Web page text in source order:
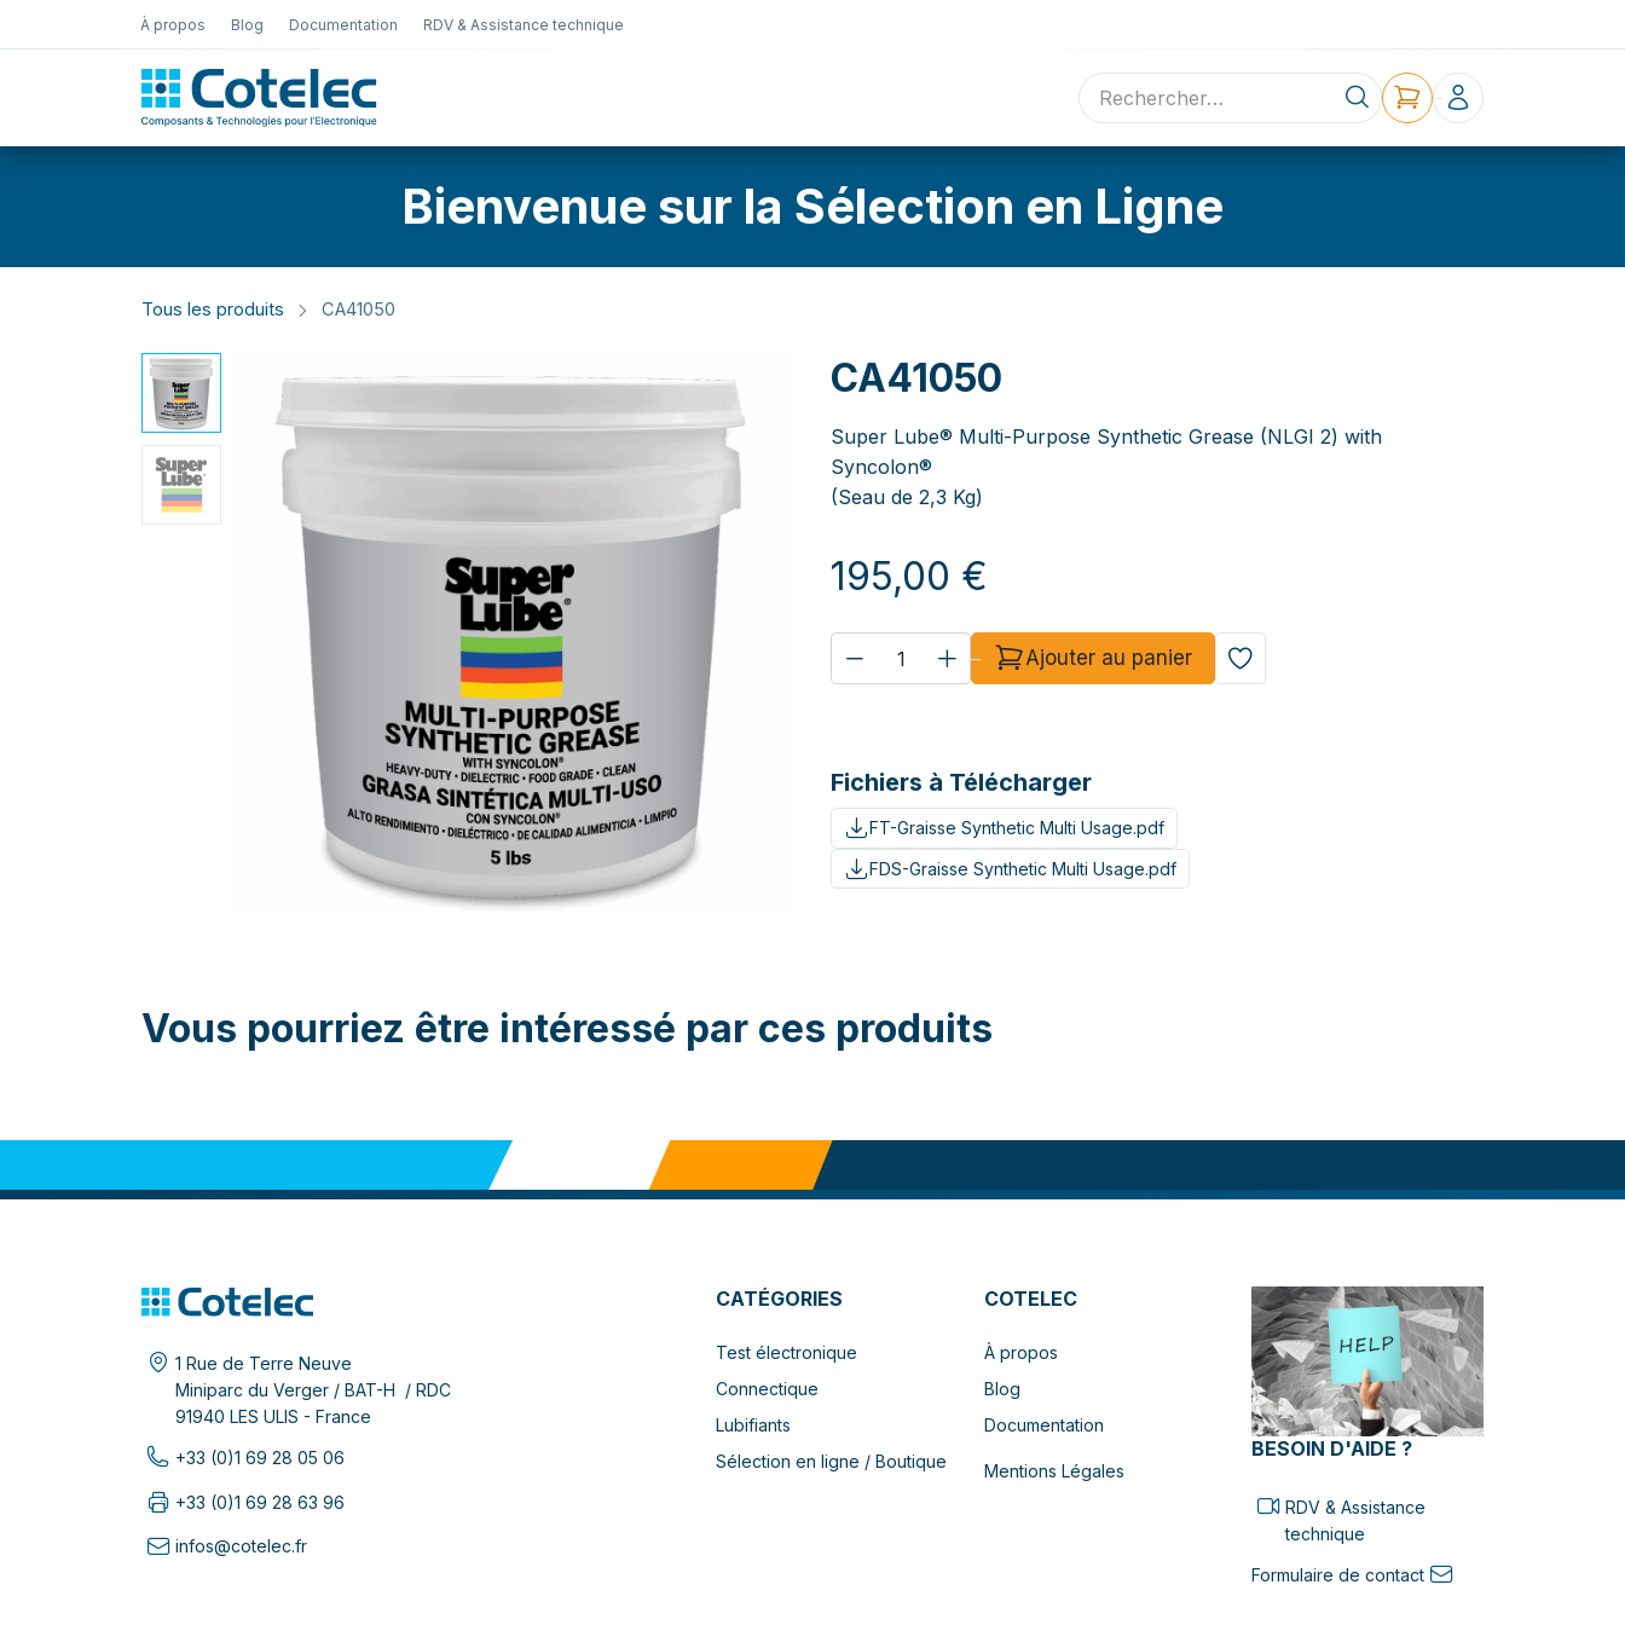
À propos Blog Documentation RDV & Assistance technique
Sélection en ligne Contact
Bienvenue sur la Sélection en Ligne
Tous les produits CA41050
CA41050
Super Lube® Multi-Purpose Synthetic Grease (NLGI 2) with
Syncolon®
(Seau de 2,3 Kg)
195,00 €
Ajouter au panier
Fichiers à Télécharger
FT-Graisse Synthetic Multi Usage.pdf
FDS-Graisse Synthetic Multi Usage.pdf
Vous pourriez être intéressé par ces produits
1 Rue de Terre Neuve
Miniparc du Verger / BAT-H / RDC
91940 LES ULIS - France
+33 (0)1 69 28 05 06
+33 (0)1 69 28 63 96
infos@cotelec.fr
CATÉGORIES
Test électronique
Connectique
Lubifiants
Sélection en ligne / Boutique
COTELEC
À propos
Blog
Documentation
Mentions Légales
BESOIN D'AIDE ?
RDV & Assistance
technique
Formulaire de contact